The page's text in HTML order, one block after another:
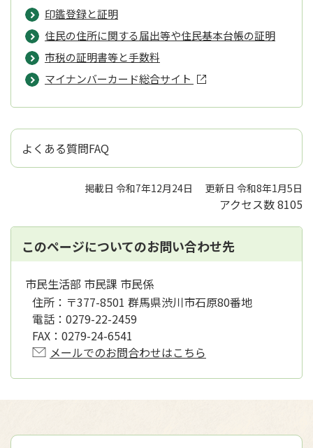
印鑑登録と証明
住民の住所に関する届出等や住民基本台帳の証明
市税の証明書等と手数料
マイナンバーカード総合サイト
よくある質問FAQ
掲載日 令和7年12月24日 更新日 令和8年1月5日
アクセス数8105
このページについてのお問い合わせ先
市民生活部 市民課 市民係
住所： 〒377-8501 群馬県渋川市石原80番地
電話： 0279-22-2459
FAX： 0279-24-6541
メールでのお問合わせはこちら